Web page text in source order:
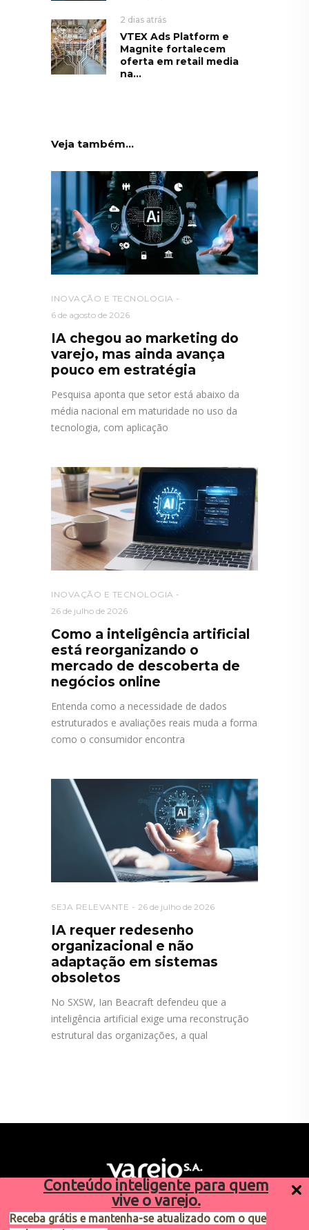
Conteúdo inteligente para quem
vive o varejo.
Receba grátis e mantenha-se atualizado com o que
2 dias atrás
VTEX Ads Platform e
Magnite fortalecem
oferta em retail media
na...
Veja também...
INOVAÇÃO E TECNOLOGIA
6 de agosto de 2026
IA chegou ao marketing do
varejo, mas ainda avança
pouco em estratégia
Pesquisa aponta que setor está abaixo da
média nacional em maturidade no uso da
tecnologia, com aplicação
INOVAÇÃO E TECNOLOGIA
26 de julho de 2026
Como a inteligência artificial
está reorganizando o
mercado de descoberta de
negócios online
Entenda como a necessidade de dados
estruturados e avaliações reais muda a forma
como o consumidor encontra
SEJA RELEVANTE 26 de julho de 2026
IA requer redesenho
organizacional e não
adaptação em sistemas
obsoletos
No SXSW, Ian Beacraft defendeu que a
inteligência artificial exige uma reconstrução
estrutural das organizações, a qual